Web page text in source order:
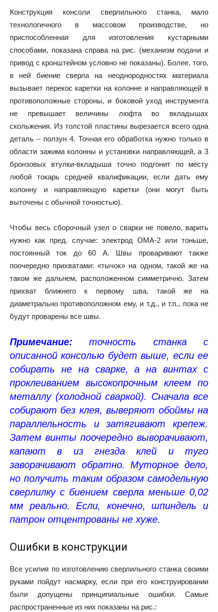
Конструкция консоли сверлильного станка, мало
технологичного в массовом производстве, но
приспособленная для изготовления кустарными
способами, показана справа на рис. (механизм подачи и
привод с кронштейном условно не показаны). Более, того,
в ней биение сверла на неоднородностях материала
вызывает перекос каретки на колонне и направляющей в
противоположные стороны, и боковой уход инструмента
не превышает величины люфта во вкладышах
скольжения. Из толстой пластины вырезается всего одна
деталь – ползун 4. Точная его обработка нужно только в
области зажима колонны и установки направляющей, а 3
бронзовых втулки-вкладыша точно подгонит по месту
любой токарь средней квалификации, если дать ему
колонну и направляющую каретки (они могут быть
выточены с обычной точностью).
Чтобы весь сборочный узел о сварки не повело, варить
нужно как пред. случае: электрод ОМА-2 или тоньше,
постоянный ток до 60 А. Швы проваривают также
поочередно прихватами: «тычок» на одном, такой же на
таком же дальнем, расположенном симметрично. Затем
прихват ближнего к первому шва, такой же на
диаметрально противоположном ему, и т.д., и т.п., пока не
будут проварены все швы.
Примечание: точность станка с
описанной консолью будет выше, если ее
собирать не на сварке, а на винтах с
проклеиванием высокопрочным клеем по
металлу (холодной сваркой). Сначала все
собирают без клея, выверяют обоймы на
параллельность и затягивают крепеж.
Затем винты поочередно выворачивают,
капают в из гнезда клей и туго
заворачивают обратно. Муторное дело,
но получить таким образом самодельную
сверлилку с биением сверла меньше 0,02
мм реально. Если, конечно, шпиндель и
патрон отцентрованы не хуже.
Ошибки в конструкции
Все усилия по изготовлению сверлильного станка своими
руками пойдут насмарку, если при его конструировании
были допущены принципиальные ошибки. Самые
распространенные из них показаны на рис.: